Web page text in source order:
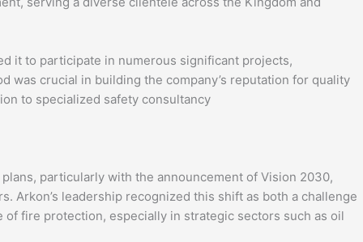
it to participate in numerous significant projects,
was crucial in building the company’s reputation for quality
to specialized safety consultancy
particularly with the announcement of Vision 2030,
Arkon’s leadership recognized this shift as both a challenge
fire protection, especially in strategic sectors such as oil